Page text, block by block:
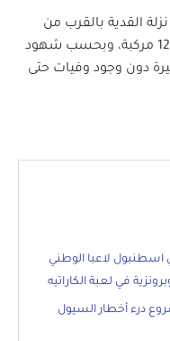
القدية بالقرب من
محافظة ضرما حادث مروع مكون من 12 مركبة، وبحسب شهود
دون وجود وفيات حتى
لاعبا الوطني
في لعبة الكاراتيه
درء أخطار السيول